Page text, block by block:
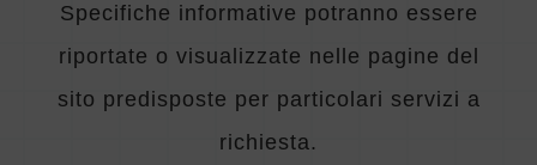
Specifiche informative potranno essere
riportate o visualizzate nelle pagine del
sito predisposte per particolari servizi a
richiesta.